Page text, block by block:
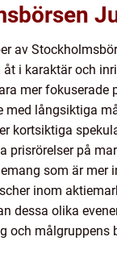
av
i karaktär och
mer fokuserade
med långsiktiga
kortsiktiga
prisrörelser på
som är mer
inom
dessa olika
och målgruppens